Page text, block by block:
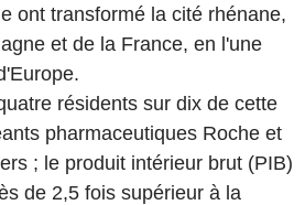
ont transformé la cité rhénane,
et de la France, en l'une
résidents sur dix de cette
pharmaceutiques Roche et
; le produit intérieur brut (PIB)
de 2,5 fois supérieur à la